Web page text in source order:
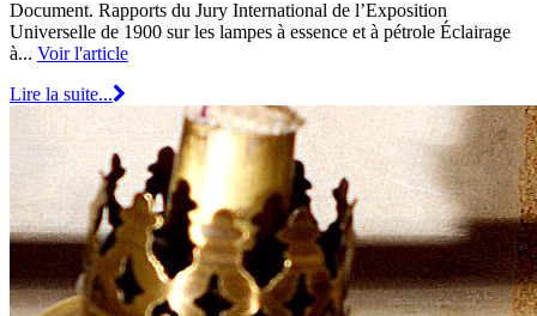
Document. Rapports du Jury International de l’Exposition
Universelle de 1900 sur les lampes à essence et à pétrole Éclairage
à... Voir l'article
Lire la suite...